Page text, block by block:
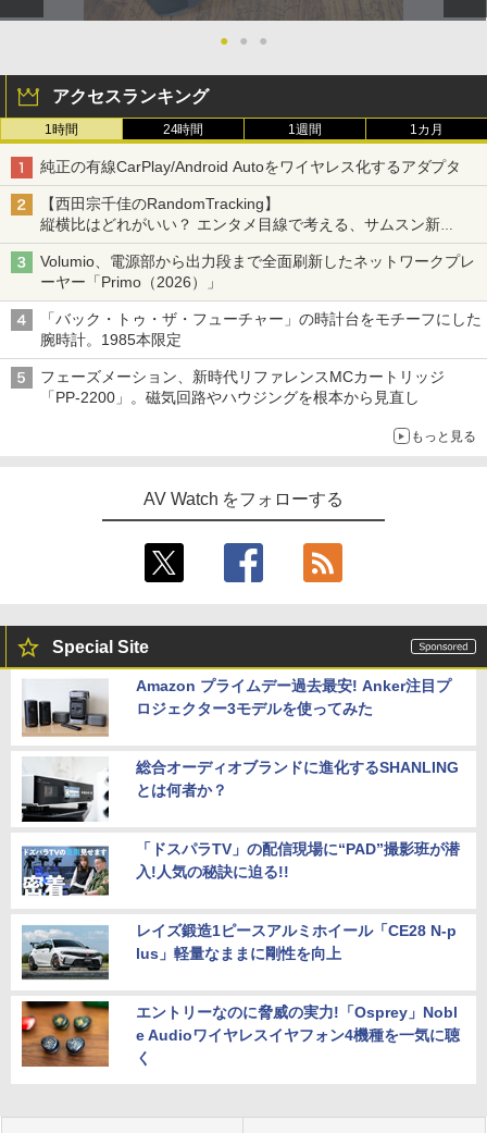
● ● ●
アクセスランキング
1時間 24時間 1週間 1カ月
純正の有線CarPlay/Android Autoをワイヤレス化するアダプタ
【西田宗千佳のRandomTracking】
縦横比はどれがいい？ エンタメ目線で考える、サムスン新
「Galaxy Z Fold」
Volumio、電源部から出力段まで全面刷新したネットワークプレ
ーヤー「Primo（2026）」
「バック・トゥ・ザ・フューチャー」の時計台をモチーフにした
腕時計。1985本限定
フェーズメーション、新時代リファレンスMCカートリッジ
「PP-2200」。磁気回路やハウジングを根本から見直し
もっと見る
AV Watch をフォローする
Special Site
Amazon プライムデー過去最安! Anker注目プ
ロジェクター3モデルを使ってみた
総合オーディオブランドに進化するSHANLING
とは何者か？
「ドスパラTV」の配信現場に“PAD”撮影班が潜
入!人気の秘訣に迫る!!
レイズ鍛造1ピースアルミホイール「CE28 N-p
lus」軽量なままに剛性を向上
エントリーなのに脅威の実力!「Osprey」Nobl
e Audioワイヤレスイヤフォン4機種を一気に聴
く